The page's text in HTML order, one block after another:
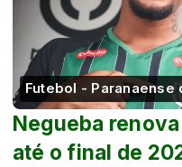
Futebol - Paranaense
Negueba
até o final de